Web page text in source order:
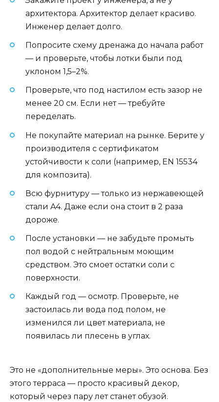
архитектора. Архитектор делает красиво.
Инженер делает долго.
Попросите схему дренажа до начала работ
— и проверьте, чтобы лотки были под
уклоном 1,5–2%.
Проверьте, что под настилом есть зазор не
менее 20 см. Если нет — требуйте
переделать.
Не покупайте материал на рынке. Берите у
производителя с сертификатом
устойчивости к соли (например, EN 15534
для композита).
Всю фурнитуру — только из нержавеющей
стали A4. Даже если она стоит в 2 раза
дороже.
После установки — не забудьте промыть
пол водой с нейтральным моющим
средством. Это смоет остатки соли с
поверхности.
Каждый год — осмотр. Проверьте, не
застоилась ли вода под полом, не
изменился ли цвет материала, не
появилась ли плесень в углах.
Это не «дополнительные меры». Это основа. Без
этого терраса — просто красивый декор,
который через пару лет станет обузой.